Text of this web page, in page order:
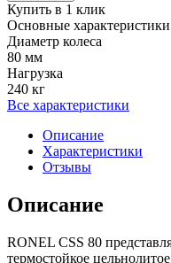
Купить в 1 клик
Основные характеристики
Диаметр колеса
80 мм
Нагрузка
240 кг
Все характеристики
Описание
Характеристики
Отзывы
Описание
RONEL CSS 80
термостойкое